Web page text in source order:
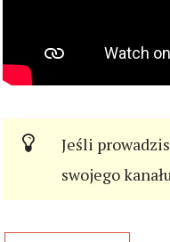
Jeśli
swojego